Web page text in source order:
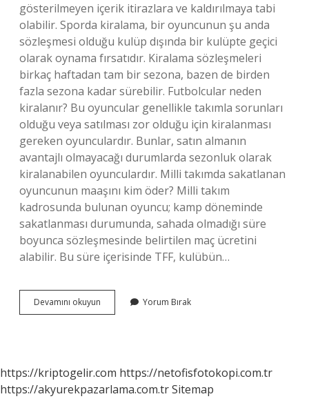
gösterilmeyen içerik itirazlara ve kaldırılmaya tabi
olabilir. Sporda kiralama, bir oyuncunun şu anda
sözleşmesi olduğu kulüp dışında bir kulüpte geçici
olarak oynama fırsatıdır. Kiralama sözleşmeleri
birkaç haftadan tam bir sezona, bazen de birden
fazla sezona kadar sürebilir. Futbolcular neden
kiralanır? Bu oyuncular genellikle takımla sorunları
olduğu veya satılması zor olduğu için kiralanması
gereken oyunculardır. Bunlar, satın almanın
avantajlı olmayacağı durumlarda sezonluk olarak
kiralanabilen oyunculardır. Milli takımda sakatlanan
oyuncunun maaşını kim öder? Milli takım
kadrosunda bulunan oyuncu; kamp döneminde
sakatlanması durumunda, sahada olmadığı süre
boyunca sözleşmesinde belirtilen maç ücretini
alabilir. Bu süre içerisinde TFF, kulübün…
Devamını okuyun
Futbolcunun
Yorum Bırak
https://kriptogelir.com https://netofisfotokopi.com.tr
https://akyurekpazarlama.com.trSitemap